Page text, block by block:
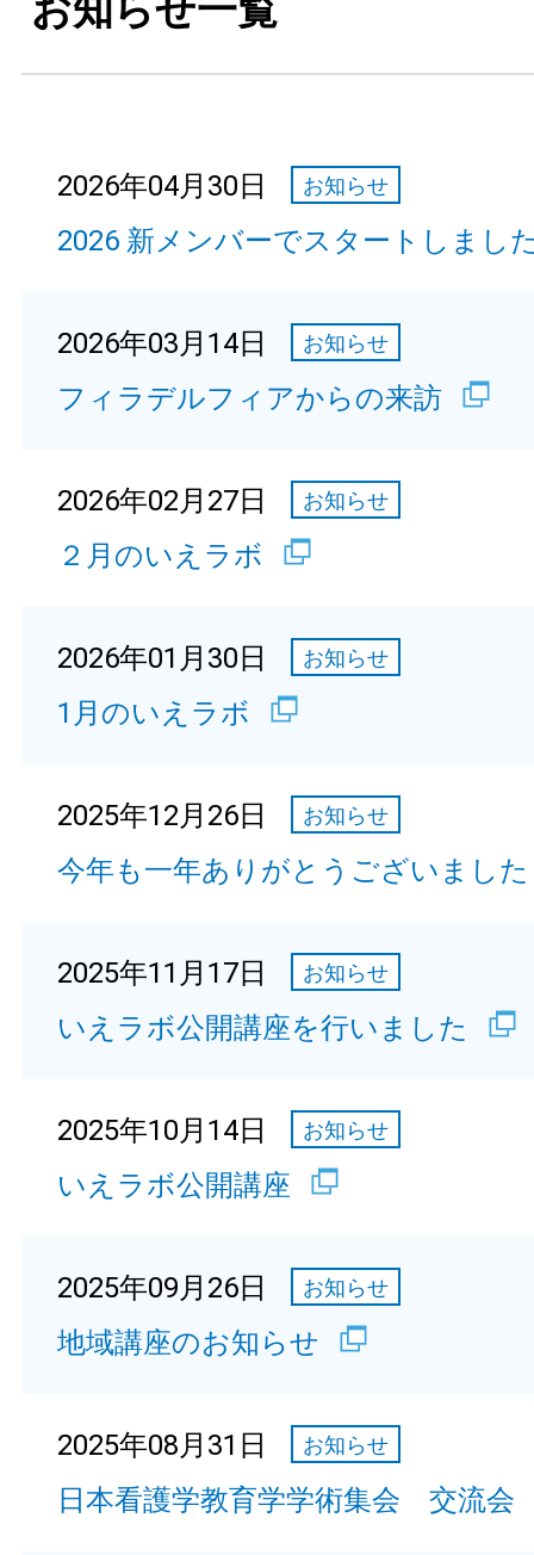
お知らせ一覧
2026年04月30日 お知らせ
2026 新メンバーでスタートしまし
2026年03月14日 お知らせ
フィラデルフィアからの来訪
2026年02月27日 お知らせ
２月のいえラボ
2026年01月30日 お知らせ
1月のいえラボ
2025年12月26日 お知らせ
今年も一年ありがとうございました
2025年11月17日 お知らせ
いえラボ公開講座を行いました
2025年10月14日 お知らせ
いえラボ公開講座
2025年09月26日 お知らせ
地域講座のお知らせ
2025年08月31日 お知らせ
日本看護学教育学学術集会 交流会